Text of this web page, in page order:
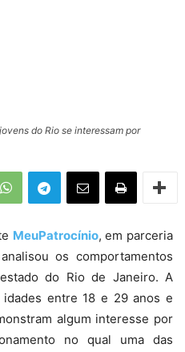
do Rio se interessam por
MeuPatrocínio, em parceria
os comportamentos
do Rio de Janeiro. A
entre 18 e 29 anos e
algum interesse por
no qual uma das